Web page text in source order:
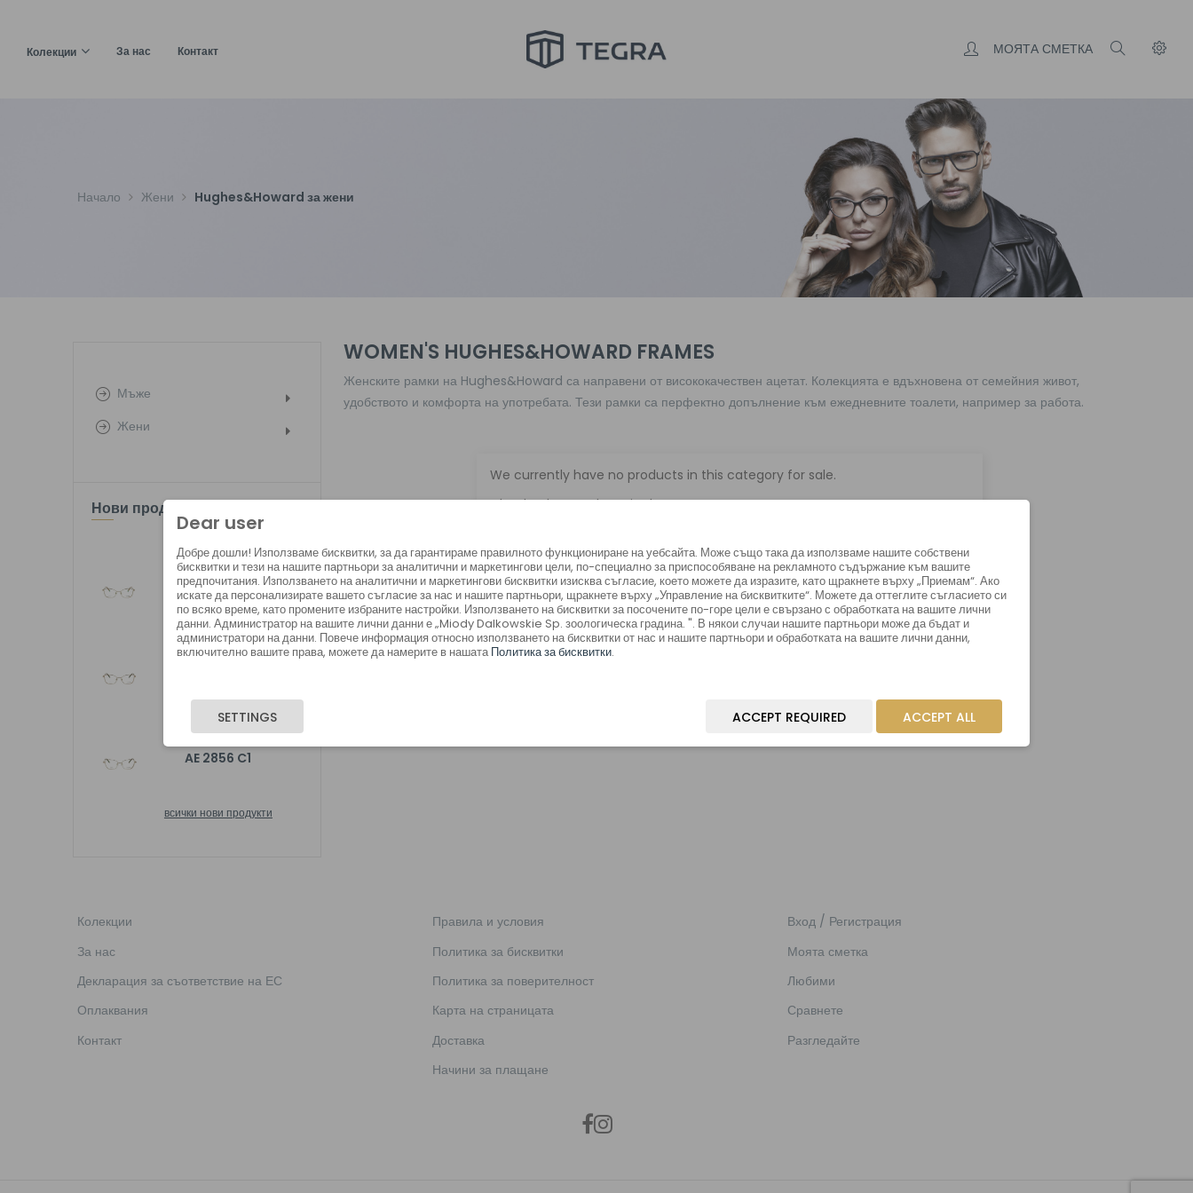
Колекции За нас Контакт МОЯТА СМЕТКА
Начало Жени Hughes&Howard за жени
Мъже
Жени
Нови продукти
AE 2854 C3
AE 2854 C4
AE 2856 C1
всички нови продукти
WOMEN'S HUGHES&HOWARD FRAMES
Женските рамки на Hughes&Howard са направени от висококачествен ацетат. Колекцията е вдъхновена от семейния живот,
удобството и комфорта на употребата. Тези рамки са перфектно допълнение към ежедневните тоалети, например за работа.
We currently have no products in this category for sale.
Check other products in theparent category
Колекции
За нас
Декларация за съответствие на ЕС
Оплаквания
Контакт
Правила и условия
Политика за бисквитки
Политика за поверителност
Карта на страницата
Доставка
Начини за плащане
Вход / Регистрация
Моята сметка
Любими
Сравнете
Разгледайте
Dear user
Добре дошли! Използваме бисквитки, за да гарантираме правилното функциониране на уебсайта. Може също така да използваме нашите собствени
бисквитки и тези на нашите партньори за аналитични и маркетингови цели, по-специално за приспособяване на рекламното съдържание към вашите
предпочитания. Използването на аналитични и маркетингови бисквитки изисква съгласие, което можете да изразите, като щракнете върху „Приемам“. Ако
искате да персонализирате вашето съгласие за нас и нашите партньори, щракнете върху „Управление на бисквитките“. Можете да оттеглите съгласието си
по всяко време, като промените избраните настройки. Използването на бисквитки за посочените по-горе цели е свързано с обработката на вашите лични
данни. Администратор на вашите лични данни е „Miody Dalkowskie Sp. зоологическа градина. ". В някои случаи нашите партньори може да бъдат и
администратори на данни. Повече информация относно използването на бисквитки от нас и нашите партньори и обработката на вашите лични данни,
включително вашите права, можете да намерите в нашатаПолитика за бисквитки.
SETTINGS ACCEPT ALL
ACCEPT REQUIRED